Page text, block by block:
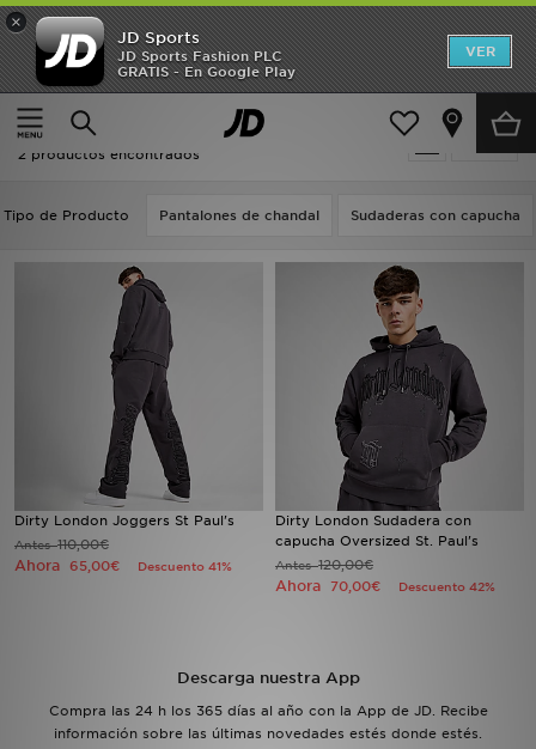
×
JD Sports
JD Sports Fashion PLC
GRATIS - En Google Play
VER
Página principal
Oferta | Dirty London
Oferta | Dirty London
2 productos encontrados
Tipo de Producto Pantalones de chandal Sudaderas con capucha
Dirty London Joggers St Paul's
Antes110,00€
Ahora 65,00€ Descuento 41%
Dirty London Sudadera con
capucha Oversized St. Paul's
Antes120,00€
Ahora 70,00€ Descuento 42%
Descarga nuestra App
Compra las 24 h los 365 días al año con la App de JD. Recibe
información sobre las últimas novedades estés donde estés.
Hombre
Mujer
Niños
Deportes & Fitness